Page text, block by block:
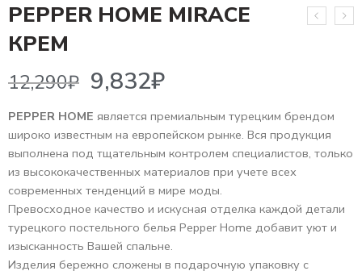
PEPPER HOME MIRACE
КРЕМ
12,290₽
PEPPER HOME является премиальным турецким брендом
широко известным на европейском рынке. Вся продукция
выполнена под тщательным контролем специалистов, только
из высококачественных материалов при учете всех
современных тенденций в мире моды.
Превосходное качество и искусная отделка каждой детали
турецкого постельного белья Pepper Home добавит уют и
изысканность Вашей спальне.
Изделия бережно сложены в подарочную упаковку с